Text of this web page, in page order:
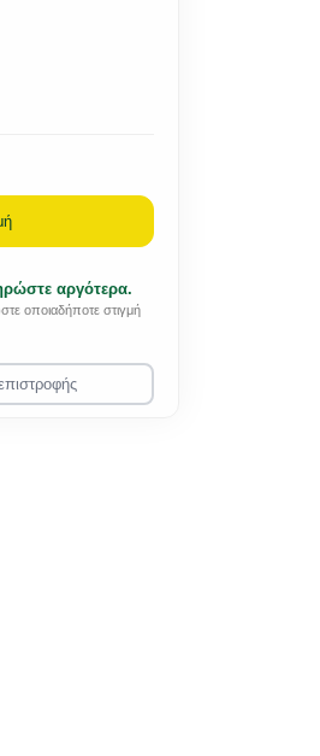
αργότερα.
οποιαδήποτε στιγμή